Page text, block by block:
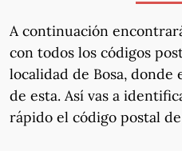
A continuación
con todos los códigos
localidad de Bosa, donde
de esta. Así vas a
rápido el código postal